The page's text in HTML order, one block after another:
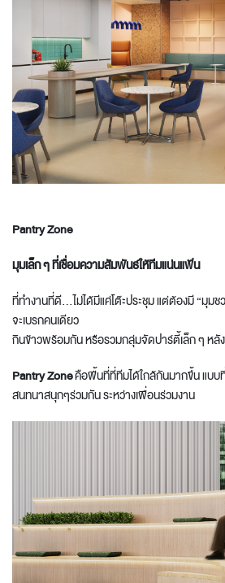
PantryZone
มุมเล็ก ๆ ที่เชื่อมความสัมพันธ์ให้ทีมแน่นแฟ้น
ที่ทำงานที่ดี...ไม่ได้มีแค่โต๊ะประชุม แต่ต้องมี “มุมช
จะเบรกคนเดียว
กินข้าวพร้อมกัน หรือรวมกลุ่มจัดปาร์ตี้เล็ก ๆ หลั
PantryZoneคือพื้นที่ที่ทีมได้ใกล้กันมากขึ้น แบบ
สนทนาสนุกๆร่วมกัน ระหว่างเพื่อนร่วมงาน